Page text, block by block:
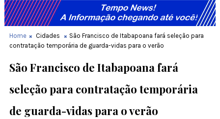
Home Cidades
São Francisco de Itabapoana fará seleção para
contratação temporária de guarda-vidas para o verão
São Francisco de Itabapoana fará
seleção para contratação temporária
de guarda-vidas para o verão